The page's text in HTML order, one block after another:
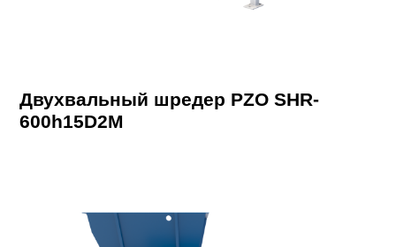
Двухвальный шредер PZO SHR-
600h15D2M